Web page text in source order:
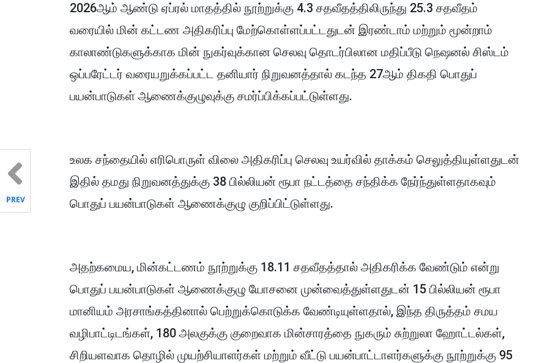
2026ஆம் ஆண்டு ஏப்ரல் மாதத்தில் நூற்றுக்கு 4.3 சதவீதத்திலிருந்து 25.3 சதவீதம்
வரையில் மின் கட்டண அதிகரிப்பு மேற்கொள்ளப்பட்டதுடன் இரண்டாம் மற்றும் மூன்றாம்
காலாண்டுகளுக்காக மின் நுகர்வுக்கான செலவு தொடர்பிலான மதிப்பீடு நெஷனல் சிஸ்டம்
ஒப்பரேட்டர் வரையறுக்கப்பட்ட தனியார் நிறுவனத்தால் கடந்த 27ஆம் திகதி பொதுப்
பயன்பாடுகள் ஆணைக்குழுவுக்கு சமர்ப்பிக்கப்பட்டுள்ளது.
உலக சந்தையில் எரிபொருள் விலை அதிகரிப்பு செலவு உயர்வில் தாக்கம் செலுத்தியுள்ளதுடன்
இதில் தமது நிறுவனத்துக்கு 38 பில்லியன் ரூபா நட்டத்தை சந்திக்க நேர்ந்துள்ளதாகவும்
பொதுப் பயன்பாடுகள் ஆணைக்குழு குறிப்பிட்டுள்ளது.
அதற்கமைய, மின்கட்டணம் நூற்றுக்கு 18.11 சதவீதத்தால் அதிகரிக்க வேண்டும் என்று
பொதுப் பயன்பாடுகள் ஆணைக்குழு யோசனை முன்வைத்துள்ளதுடன் 15 பில்லியன் ரூபா
மானியம் அரசாங்கத்தினால் பெற்றுக்கொடுக்க வேண்டியுள்ளதால், இந்த திருத்தம் சமய
வழிபாட்டிடங்கள், 180 அலகுக்கு குறைவாக மின்சாரத்தை நுகரும் சுற்றுலா ஹோட்டல்கள்,
சிறியளவாக தொழில் முயற்சியாளர்கள் மற்றும் வீட்டு பயன்பாட்டாளர்களுக்கு நூற்றுக்கு 95
PREV